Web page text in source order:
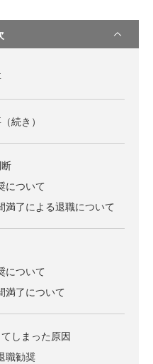
続き）
について
満了による退職について
について
満了について
しまった原因
職勧奨